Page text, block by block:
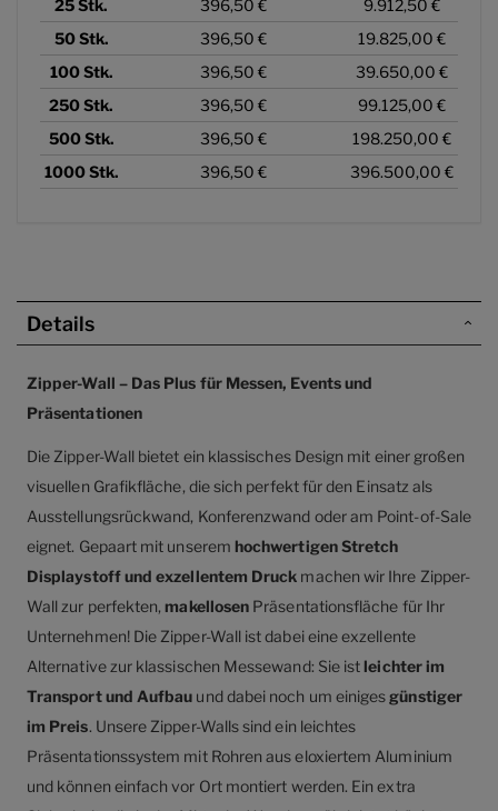
25Stk. 396,50 €
9.912,50 €
50Stk. 396,50 €
19.825,00 €
100Stk. 396,50 €
39.650,00 €
250Stk. 396,50 €
99.125,00 €
500Stk. 396,50 €
198.250,00 €
1000Stk. 396,50 € 396.500,00 €
Details
Zipper-Wall – Das Plus für Messen, Events und
Präsentationen
Die Zipper-Wall bietet ein klassisches Design mit einer großen
visuellen Grafikfläche, die sich perfekt für den Einsatz als
Ausstellungsrückwand, Konferenzwand oder am Point-of-Sale
eignet. Gepaart mit unserem hochwertigen Stretch
Displaystoff und exzellentem Druck machen wir Ihre Zipper-
Wall zur perfekten,makellosen Präsentationsfläche für Ihr
Unternehmen! Die Zipper-Wall ist dabei eine exzellente
Alternative zur klassischen Messewand: Sie istleichter im
Transport und Aufbau und dabei noch um einigesgünstiger
im Preis. Unsere Zipper-Walls sind ein leichtes
Präsentationssystem mit Rohren aus eloxiertem Aluminium
und können einfach vor Ort montiert werden. Ein extra